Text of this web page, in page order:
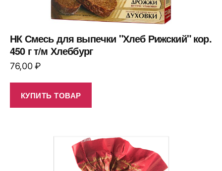
НК Смесь для выпечки "Хлеб Рижский" кор.
450 г т/м Хлеббург
76,00₽
КУПИТЬ ТОВАР